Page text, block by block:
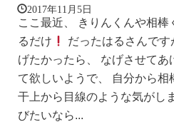
2017年11月5日
ここ最近、 きりんくんや相
るだけ
だったはるさんです
げたかったら、 なげさせてあ
て欲しいようで、 自分から相
干上から目線のような気がし
びたいなら...